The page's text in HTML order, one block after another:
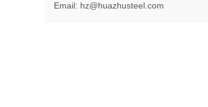
Email: hz@huazhusteel.com